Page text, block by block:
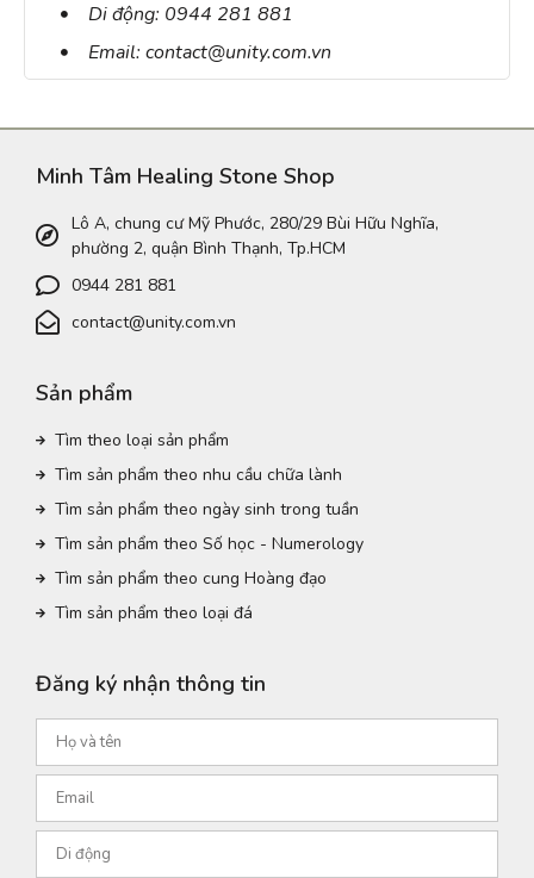
Di động: 0944 281 881
Email: contact@unity.com.vn
Minh Tâm Healing Stone Shop
Lô A, chung cư Mỹ Phước, 280/29 Bùi Hữu Nghĩa,
phường 2, quận Bình Thạnh, Tp.HCM
0944 281 881
contact@unity.com.vn
Sản phẩm
Tìm theo loại sản phẩm
Tìm sản phẩm theo nhu cầu chữa lành
Tìm sản phẩm theo ngày sinh trong tuần
Tìm sản phẩm theo Số học - Numerology
Tìm sản phẩm theo cung Hoàng đạo
Tìm sản phẩm theo loại đá
Đăng ký nhận thông tin